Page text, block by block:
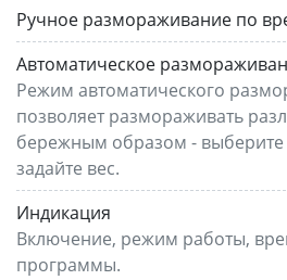
Ручное размораживание по
Автоматическое
Режим автоматического
позволяет размораживать
бережным образом -
задайте вес.
Индикация
Включение, режим работы,
программы.